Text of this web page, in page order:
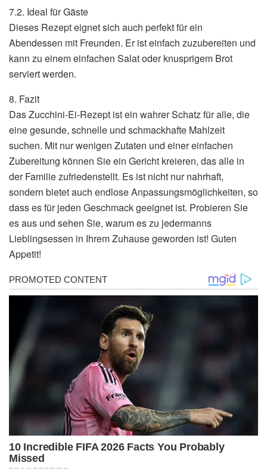
7.2. Ideal für Gäste
Dieses Rezept eignet sich auch perfekt für ein
Abendessen mit Freunden. Er ist einfach zuzubereiten und
kann zu einem einfachen Salat oder knusprigem Brot
serviert werden.
8. Fazit
Das Zucchini-Ei-Rezept ist ein wahrer Schatz für alle, die
eine gesunde, schnelle und schmackhafte Mahlzeit
suchen. Mit nur wenigen Zutaten und einer einfachen
Zubereitung können Sie ein Gericht kreieren, das alle in
der Familie zufriedenstellt. Es ist nicht nur nahrhaft,
sondern bietet auch endlose Anpassungsmöglichkeiten, so
dass es für jeden Geschmack geeignet ist. Probieren Sie
es aus und sehen Sie, warum es zu jedermanns
Lieblingsessen in Ihrem Zuhause geworden ist! Guten
Appetit!